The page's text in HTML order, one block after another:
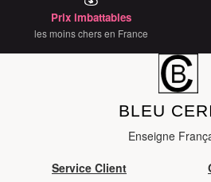
services.Prix imbattables
les moins chers en France
BLEU
Enseigne
Service Client